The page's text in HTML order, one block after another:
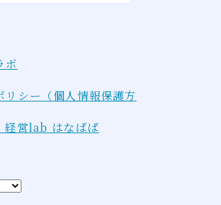
ボ
リシー（個人情報保護方
経営lab はなぱぱ